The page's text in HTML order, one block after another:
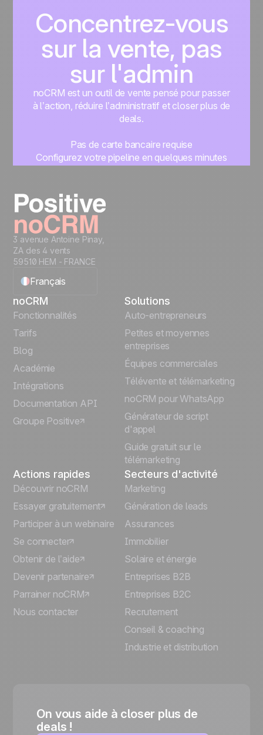
Concentrez-vous
sur la vente, pas
sur l'admin
noCRM est un outil de vente pensé pour passer
à l’action, réduire l’administratif et closer plus de
deals.
Pas de carte bancaire requise
Configurez votre pipeline en quelques minutes
3 avenue Antoine Pinay,
ZA des 4 vents
59510 HEM - FRANCE
Français
English
Português
Italiano
Deutsch
noCRM
Fonctionnalités
Tarifs
Blog
Académie
Intégrations
Documentation API
Groupe Positive
Solutions
Auto-entrepreneurs
Petites et moyennes
entreprises
Équipes commerciales
Télévente et télémarketing
noCRM pour WhatsApp
Générateur de script
d'appel
Guide gratuit sur le
télémarketing
Actions rapides
Découvrir noCRM
Essayer gratuitement
Participer à un webinaire
Se connecter
Obtenir de l’aide
Devenir partenaire
Parrainer noCRM
Nous contacter
Secteurs d'activité
Marketing
Génération de leads
Assurances
Immobilier
Solaire et énergie
Entreprises B2B
Entreprises B2C
Recrutement
Conseil & coaching
Industrie et distribution
On vous aide à closer plus de
deals !